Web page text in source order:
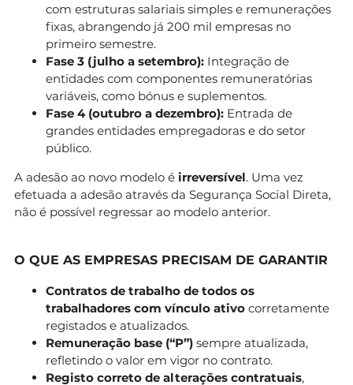
com estruturas salariais simples e remunerações
fixas, abrangendo já 200 mil empresas no
primeiro semestre.
Fase 3 (julho a setembro): Integração de
entidades com componentes remuneratórias
variáveis, como bónus e suplementos.
Fase 4 (outubro a dezembro): Entrada de
grandes entidades empregadoras e do setor
público.
A adesão ao novo modelo é irreversível. Uma vez
efetuada a adesão através da Segurança Social Direta,
não é possível regressar ao modelo anterior.
O QUE AS EMPRESAS PRECISAM DE GARANTIR
Contratos de trabalho de todos os
trabalhadores com vínculo ativo corretamente
registados e atualizados.
Remuneração base (“P”) sempre atualizada,
refletindo o valor em vigor no contrato.
Registo correto de alterações contratuais,